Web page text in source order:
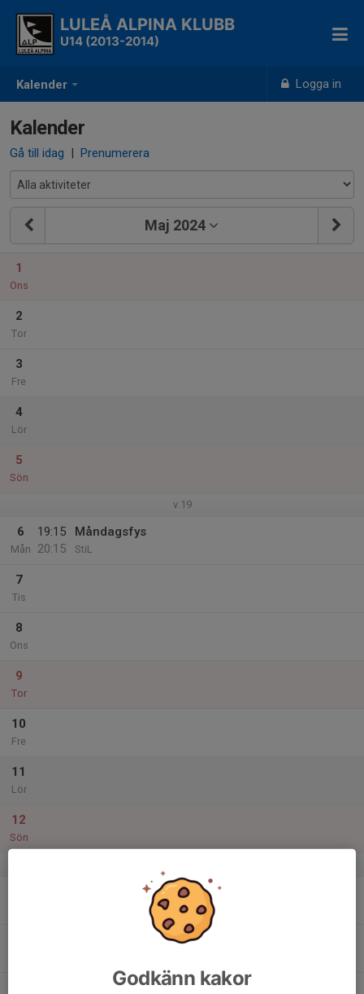
Kalender Logga in
LULEÅ ALPINA KLUBB
U14 (2013-2014)
Kalender
Gå till idag | Prenumerera
Maj 2024
1
Ons
2
Tor
3
Fre
4
Lör
5
Sön
v.19
6
Mån
19:15
20:15
Måndagsfys
StiL
7
Tis
8
Ons
9
Tor
10
Fre
11
Lör
12
Sön
Måndagsfys
Godkänn kakor